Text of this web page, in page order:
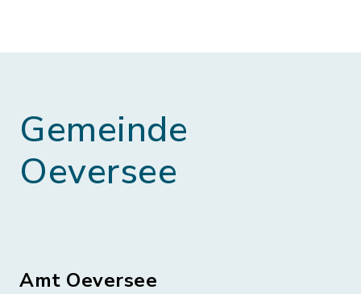
Gemeinde
Oeversee
Amt Oeversee